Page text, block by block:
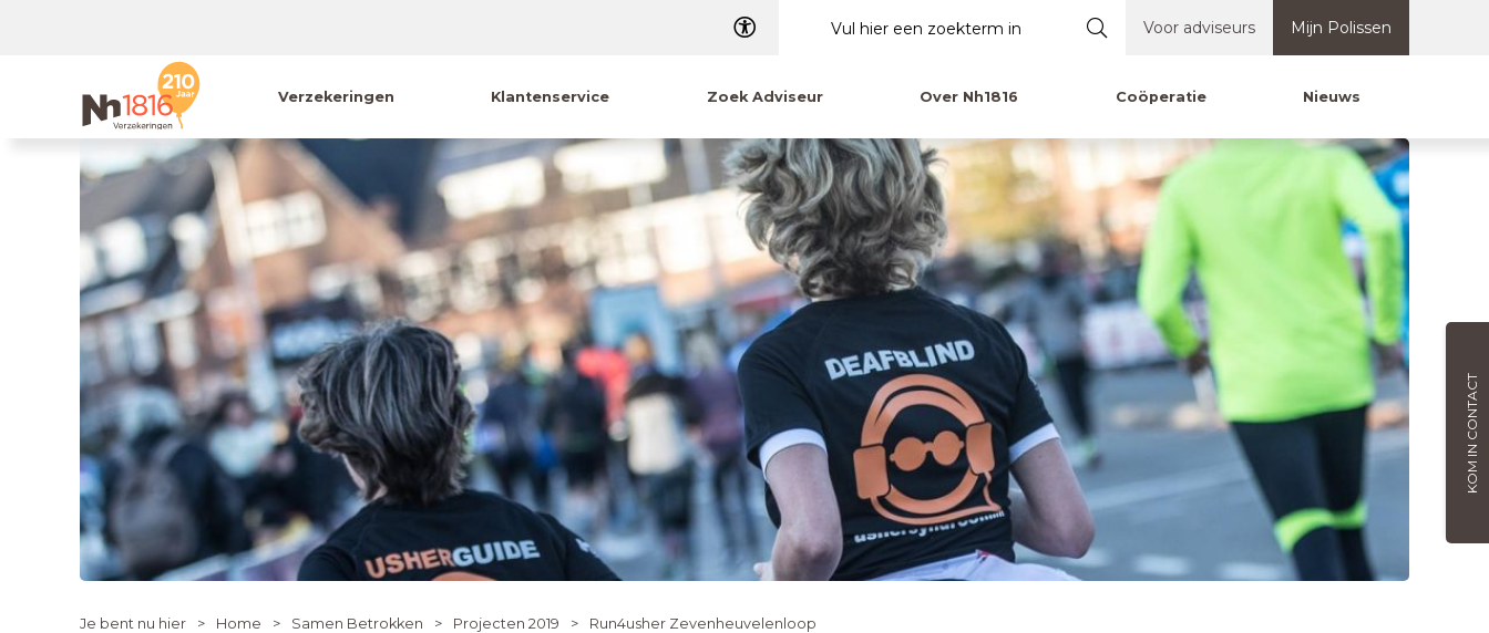
Dyslexie Voor adviseurs Mijn Polissen
Verzekeringen Klantenservice Zoek Adviseur Over Nh1816 Coöperatie Nieuws
KOM IN CONTACT
Je bent nu hier Home Samen Betrokken Projecten 2019 Run4usher Zevenheuvelenloop